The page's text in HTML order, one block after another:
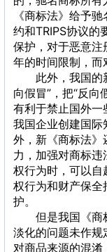
《商标法》给予
约和TRIPS协议的
保护，对于恶意注
年的时间限制，而
此外，我国的
向假冒”，把“反向
有利于禁止国外一
我国企业创建国际
外，新《商标法》
力，加强对商标
权行为时，可以自
权行为和财产保
护。
但是我国《商
淡化的问题未作
对商品来源的混淆